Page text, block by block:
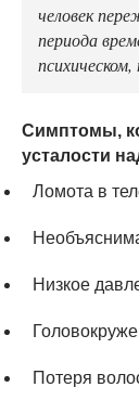
человек
периода
Симптомы,
усталости
Ломота в
Низкое
Потеря